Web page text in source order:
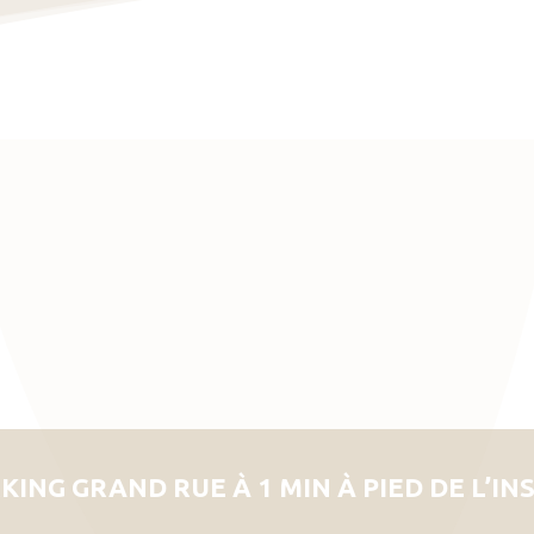
GRAND RUE À 1 MIN À PIED DE